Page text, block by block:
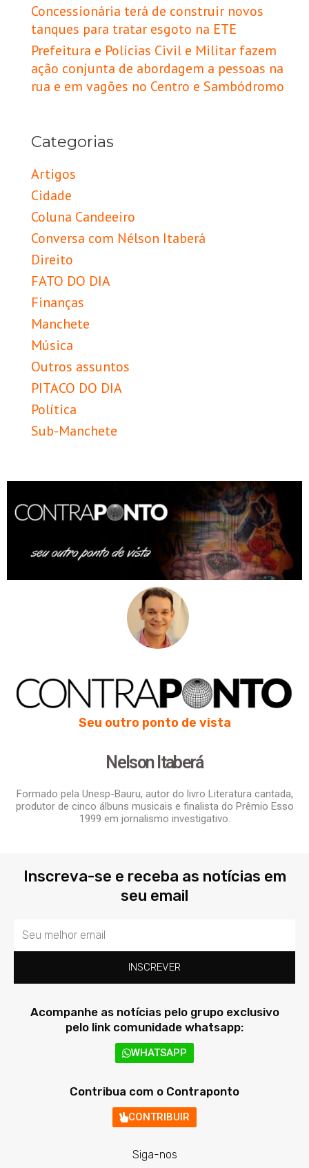
Concessionária terá de construir novos
tanques para tratar esgoto na ETE
Prefeitura e Polícias Civil e Militar fazem
ação conjunta de abordagem a pessoas na
rua e em vagões no Centro e Sambódromo
Categorias
Artigos
Cidade
Coluna Candeeiro
Conversa com Nélson Itaberá
Direito
FATO DO DIA
Finanças
Manchete
Música
Outros assuntos
PITACO DO DIA
Política
Sub-Manchete
Seu outro ponto de vista
Nelson Itaberá
Formado pela Unesp-Bauru, autor do livro Literatura cantada,
produtor de cinco álbuns musicais e finalista do Prêmio Esso
1999 em jornalismo investigativo.
Inscreva-se e receba as notícias em
seu email
Email
INSCREVER
Acompanhe as notícias pelo grupo exclusivo
pelo link comunidade whatsapp:
WHATSAPP
Contribua com o Contraponto
CONTRIBUIR
Siga-nos